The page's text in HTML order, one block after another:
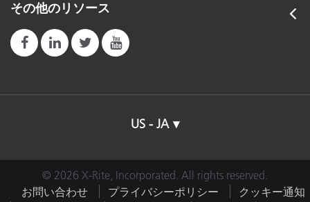
その他のリソース
US - JA
© 2026 X-Rite, Incorporated. All rights reserved.
お問い合わせ
プライバシーポリシー
クッキー通知